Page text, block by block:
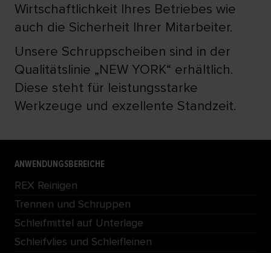
Wirtschaftlichkeit Ihres Betriebes wie
auch die Sicherheit Ihrer Mitarbeiter.
Unsere Schruppscheiben sind in der
Qualitätslinie „NEW YORK“ erhältlich.
Diese steht für leistungsstarke
Werkzeuge und exzellente Standzeit.
ANWENDUNGSBEREICHE
REX Reinigen
Trennen und Schruppen
Schleifmittel auf Unterlage
Schleifvlies und Schleifleinen